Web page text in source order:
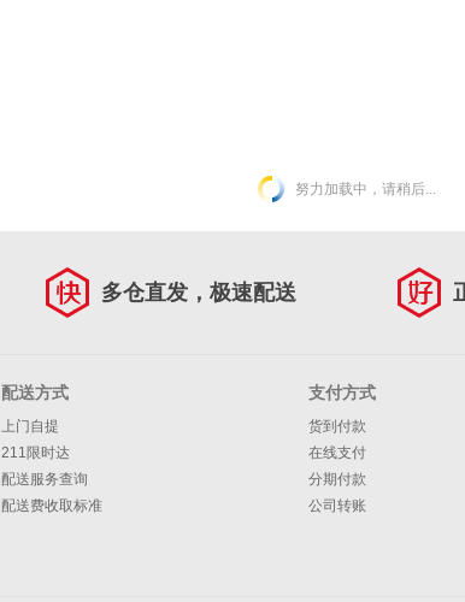
努力加载中，请稍后...
多仓直发，极速配送
配送方式
上门自提
211限时达
配送服务查询
配送费收取标准
支付方式
货到付款
在线支付
分期付款
公司转账